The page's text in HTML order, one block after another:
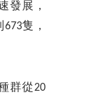
發展，
隻，
群從20